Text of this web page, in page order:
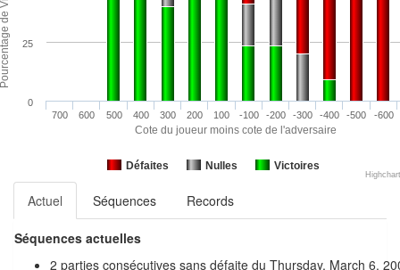
Cote du joueur moins cote de l'adversaire
Défaites Nulles Victoires
700 600 500 400 300 200 100 -100 -200 -300 -400 -500 -600
0
25
Actuel Séquences Records
Séquences actuelles
2 parties consécutives sans défaite du Thursday, March 6,